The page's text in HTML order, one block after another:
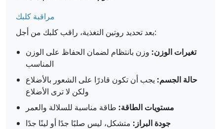
مراقبة كلبك
بعد تحديد روتين التغذية، راقب كلبك من أجل:
تغيرات الوزن: وزن بانتظام لضمان الحفاظ على الوزن
المناسب
حالة الجسم: يجب أن تكون قادرًا على الشعور بالأضلاع
ولكن لا ترى الأضلاع
مستويات الطاقة: طاقة مناسبة للسلالة والعمر
جودة البراز: متشكل، ليس صلبًا جدًا أو لينًا جدًا